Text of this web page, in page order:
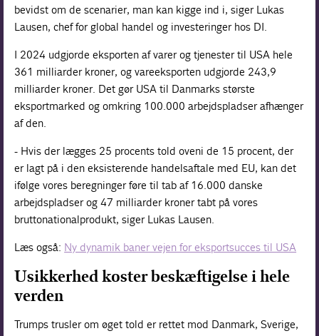
bevidst om de scenarier, man kan kigge ind i, siger Lukas
Lausen, chef for global handel og investeringer hos DI.
I 2024 udgjorde eksporten af varer og tjenester til USA hele
361 milliarder kroner, og vareeksporten udgjorde 243,9
milliarder kroner. Det gør USA til Danmarks største
eksportmarked og omkring 100.000 arbejdspladser afhænger
af den.
- Hvis der lægges 25 procents told oveni de 15 procent, der
er lagt på i den eksisterende handelsaftale med EU, kan det
ifølge vores beregninger føre til tab af 16.000 danske
arbejdspladser og 47 milliarder kroner tabt på vores
bruttonationalprodukt, siger Lukas Lausen.
Læs også: Ny dynamik baner vejen for eksportsucces til USA
Usikkerhed koster beskæftigelse i hele
verden
Trumps trusler om øget told er rettet mod Danmark, Sverige,